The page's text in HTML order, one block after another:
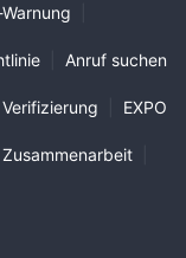
Anruf suchen
EXPO
Zusammenarbeit